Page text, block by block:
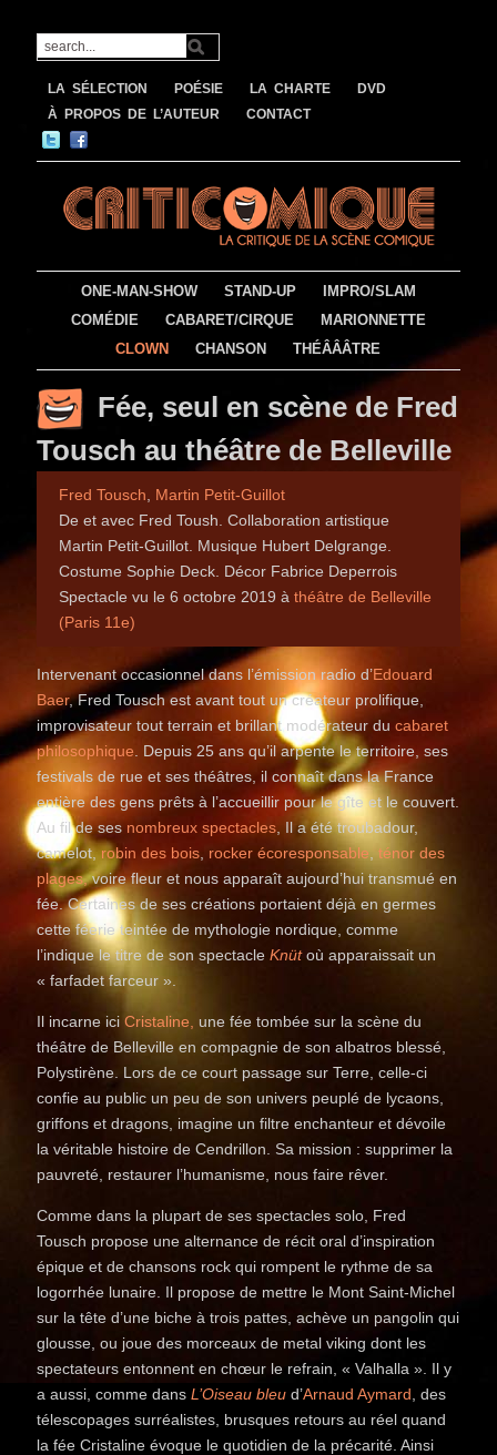
LA SÉLECTION POÉSIE LA CHARTE
DVD
À PROPOS DE L’AUTEUR
CONTACT
ONE-MAN-SHOW STAND-UP
IMPRO/SLAM
COMÉDIE
CABARET/CIRQUE
MARIONNETTE
CLOWN
CHANSON THÉÂÂÂTRE
Fée, seul en scène de Fred
Tousch au théâtre de Belleville
Fred Tousch
Martin Petit-Guillot
De et avec Fred Toush. Collaboration artistique
Martin Petit-Guillot. Musique Hubert Delgrange.
Costume Sophie Deck. Décor Fabrice Deperrois
Spectacle vu le 6 octobre 2019 àthéâtre de Belleville
(Paris 11e)
Intervenant occasionnel dans l’émission radio d’Edouard
Baer, Fred Tousch est avant tout un créateur prolifique,
improvisateur tout terrain et brillant modérateur ducabaret
philosophique . Depuis 25 ans qu’il arpente le territoire, ses
festivals de rue et ses théâtres, il connaît dans la France
entière des gens prêts à l’accueillir pour le gîte et le couvert.
Au fil de sesnombreux spectacles , Il a été troubadour,
camelot,robin des bois rocker écoresponsable ,ténor des
plages,voire fleur et nous apparaît aujourd’hui transmué en
fée. Certaines de ses créations portaient déjà en germes
cette féerie teintée de mythologie nordique, comme
l’indique le titre de son spectacleKnüt où apparaissait un
« farfadet farceur ».
Il incarne iciCristaline,
une fée tombée sur la scène du
théâtre de Belleville en compagnie de son albatros blessé,
Polystirène. Lors de ce court passage sur Terre, celle-ci
confie au public un peu de son univers peuplé de lycaons,
griffons et dragons, imagine un filtre enchanteur et dévoile
la véritable histoire de Cendrillon. Sa mission : supprimer la
pauvreté, restaurer l’humanisme, nous faire rêver.
Comme dans la plupart de ses spectacles solo, Fred
Tousch propose une alternance de récit oral d’inspiration
épique et de chansons rock qui rompent le rythme de sa
logorrhée lunaire. Il propose de mettre le Mont Saint-Michel
sur la tête d’une biche à trois pattes, achève un pangolin qui
glousse, ou joue des morceaux de metal viking dont les
spectateurs entonnent en chœur le refrain, «Valhalla». Il y
a aussi, comme dansL’Oiseau bleu d’Arnaud Aymard , des
télescopages surréalistes, brusques retours au réel quand
la fée Cristaline évoque le quotidien de la précarité. Ainsi